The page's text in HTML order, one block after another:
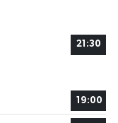
21:30
19:00